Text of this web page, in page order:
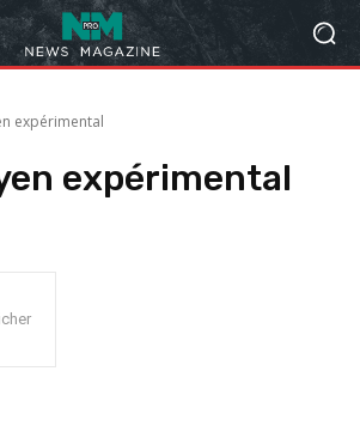
expérimental
expérimental